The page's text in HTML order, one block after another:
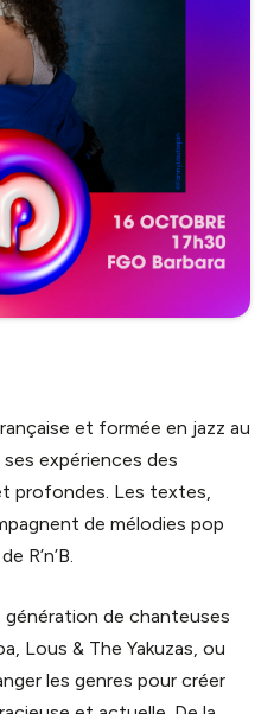
et formée en jazz au
expériences des
profondes. Les textes,
de mélodies pop
R’n’B.
génération de chanteuses
Lous & The Yakuzas, ou
les genres pour créer